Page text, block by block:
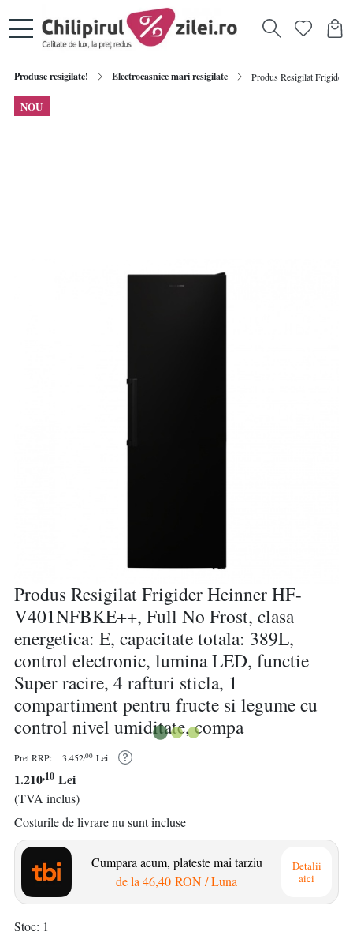
Produse resigilate! Electrocasnice mari resigilate Produs Resigilat Frigider
NOU
Produs Resigilat Frigider Heinner HF-
V401NFBKE++, Full No Frost, clasa
energetica: E, capacitate totala: 389L,
control electronic, lumina LED, functie
Super racire, 4 rafturi sticla, 1
compartiment pentru fructe si legume cu
control nivel umiditate, compa
Pret RRP: 3.452,00 Lei
1.210,10 Lei
(TVA inclus)
Costurile de livrare nu sunt incluse
Cumpara acum, plateste mai tarziu
de la 46,40 RON/ Luna
Detalii
aici
Stoc 1